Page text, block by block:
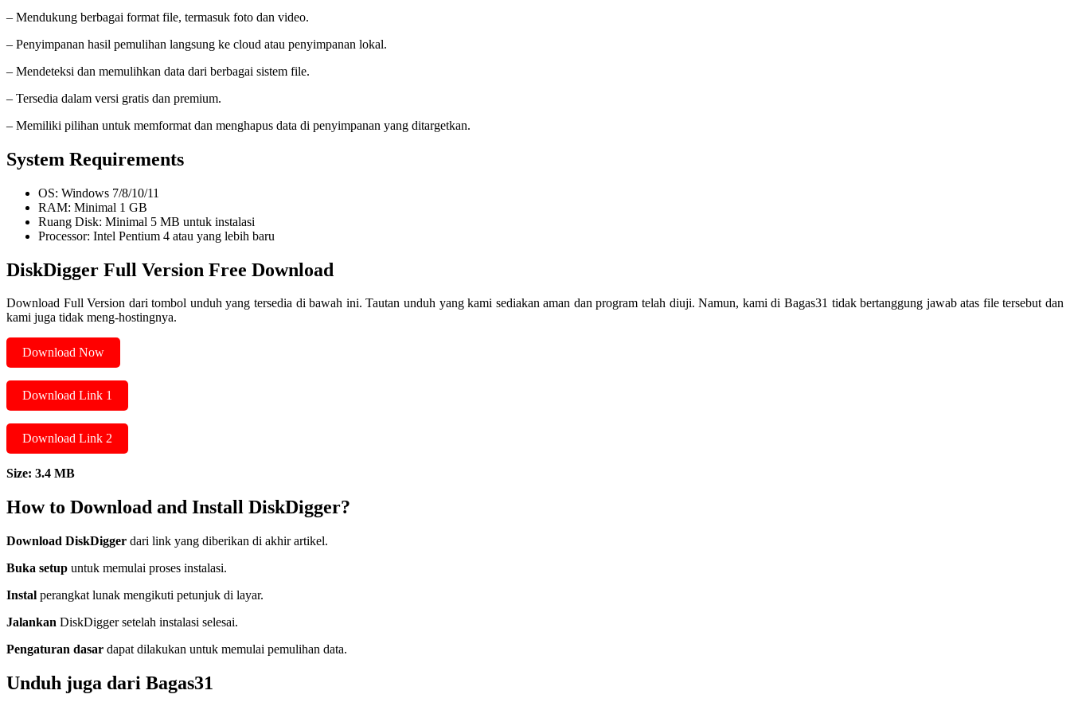
– Mendukung berbagai format file, termasuk foto dan video.
– Penyimpanan hasil pemulihan langsung ke cloud atau penyimpanan lokal.
– Mendeteksi dan memulihkan data dari berbagai sistem file.
– Tersedia dalam versi gratis dan premium.
– Memiliki pilihan untuk memformat dan menghapus data di penyimpanan yang ditargetkan.
System Requirements
OS: Windows 7/8/10/11
RAM: Minimal 1 GB
Ruang Disk: Minimal 5 MB untuk instalasi
Processor: Intel Pentium 4 atau yang lebih baru
DiskDigger Full Version Free Download
Download Full Version dari tombol unduh yang tersedia di bawah ini. Tautan unduh yang kami sediakan aman dan program telah diuji. Namun, kami di Bagas31 tidak bertanggung jawab atas file tersebut dan
kami juga tidak meng-hostingnya.
Download Now
Download Link 1
Download Link 2
Size: 3.4 MB
How to Download and Install DiskDigger?
Download DiskDigger dari link yang diberikan di akhir artikel.
Buka setup untuk memulai proses instalasi.
Instal perangkat lunak mengikuti petunjuk di layar.
Jalankan DiskDigger setelah instalasi selesai.
Pengaturan dasar dapat dilakukan untuk memulai pemulihan data.
Unduh juga dari Bagas31